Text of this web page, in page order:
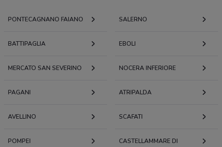
PONTECAGNANO FAIANO SALERNO
BATTIPAGLIA EBOLI
MERCATO SAN SEVERINO NOCERA INFERIORE
PAGANI ATRIPALDA
AVELLINO SCAFATI
POMPEI
CASTELLAMMARE DI